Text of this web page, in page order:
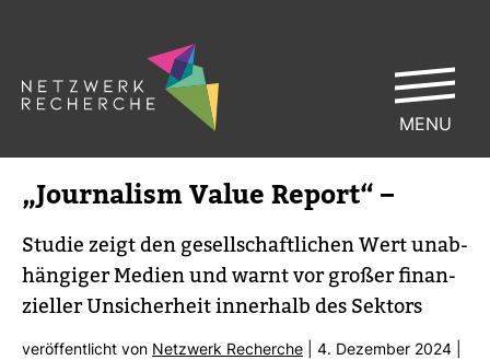
„Jour­na­lism Value Report“ –
Studie zeigt den gesell­schaft­li­chen Wert unab­
hän­giger Medien und warnt vor großer finan­
zi­eller Unsi­cher­heit inner­halb des Sek­tors
ver­öf­fent­licht von Netz­werk Recherche | 4. Dezember 2024 |
MENU